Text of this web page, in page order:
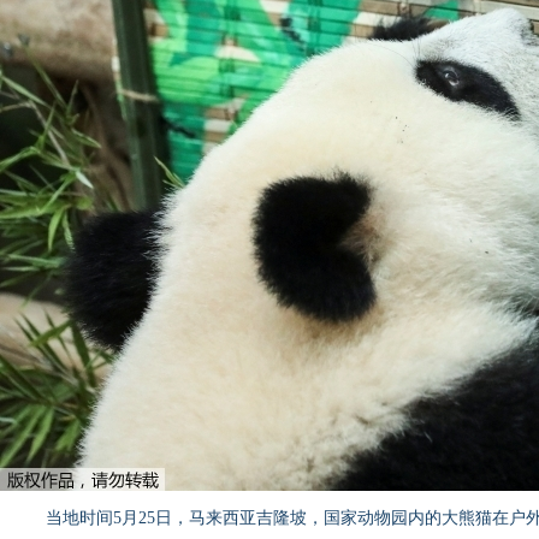
当地时间5月25日，马来西亚吉隆坡，国家动物园内的大熊猫在户